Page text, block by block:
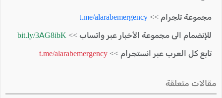
مجموعة تلجرام >> t.me/alarabemergency
للإنضمام الى مجموعة الأخبار عبر واتساب >> bit.ly/3AG8ibK
تابع كل العرب عبر انستجرام >> t.me/alarabemergency
مقالات متعلقة